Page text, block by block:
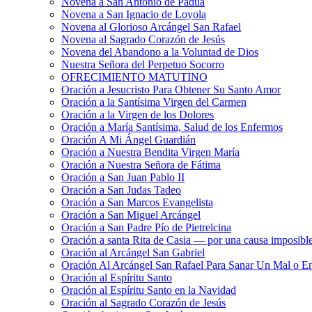
Novena a San Ignacio de Loyola
Novena al Glorioso Arcángel San Rafael
Novena al Sagrado Corazón de Jesús
Novena del Abandono a la Voluntad de Dios
Nuestra Señora del Perpetuo Socorro
OFRECIMIENTO MATUTINO
Oración a Jesucristo Para Obtener Su Santo Amor
Oración a la Santísima Virgen del Carmen
Oración a la Virgen de los Dolores
Oración a María Santísima, Salud de los Enfermos
Oración A Mi Ángel Guardián
Oración a Nuestra Bendita Virgen María
Oración a Nuestra Señora de Fátima
Oración a San Juan Pablo II
Oración a San Judas Tadeo
Oración a San Marcos Evangelista
Oración a San Miguel Arcángel
Oración a San Padre Pío de Pietrelcina
Oración a santa Rita de Casia — por una causa
Oración al Arcángel San Gabriel
Oración Al Arcángel San Rafael Para Sanar Un Mal o
Oración al Espíritu Santo
Oración al Espíritu Santo en la Navidad
Oración al Sagrado Corazón de Jesús